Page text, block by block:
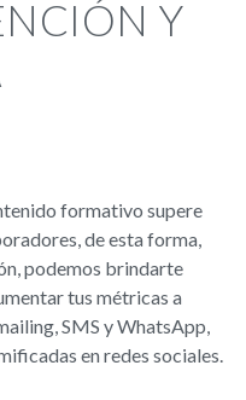
Y
formativo supere
de esta forma,
podemos brindarte
tus métricas a
SMS y WhatsApp,
en redes sociales.